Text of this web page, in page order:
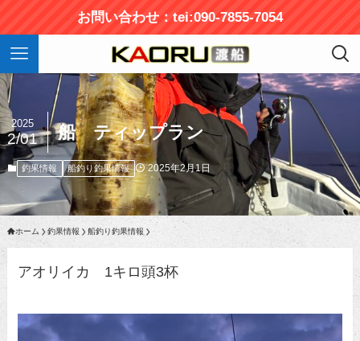
お問い合わせ：tei:090-7855-7054
船 ティップラン
2025
2/01
釣果情報 船釣り釣果情報 2025年2月1日
ホーム 釣果情報 船釣り釣果情報
アオリイカ 1キロ頭3杯